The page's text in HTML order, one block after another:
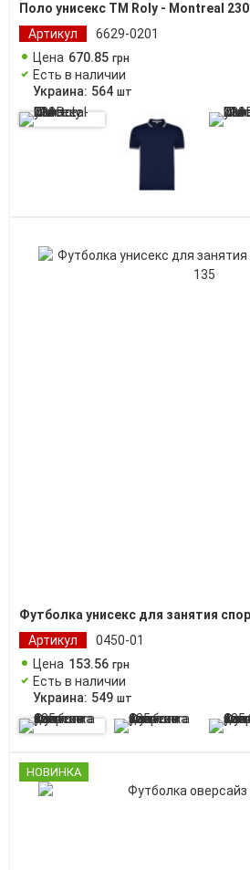
Поло унисекс ТМ Roly - Montreal 230
Артикул
6629-0201
Цена 670.85 грн
Есть в наличии
Украина: 564 шт
Артикул
0450-01
Цена 153.56 грн
Есть в наличии
Украина: 549 шт
НОВИНКА